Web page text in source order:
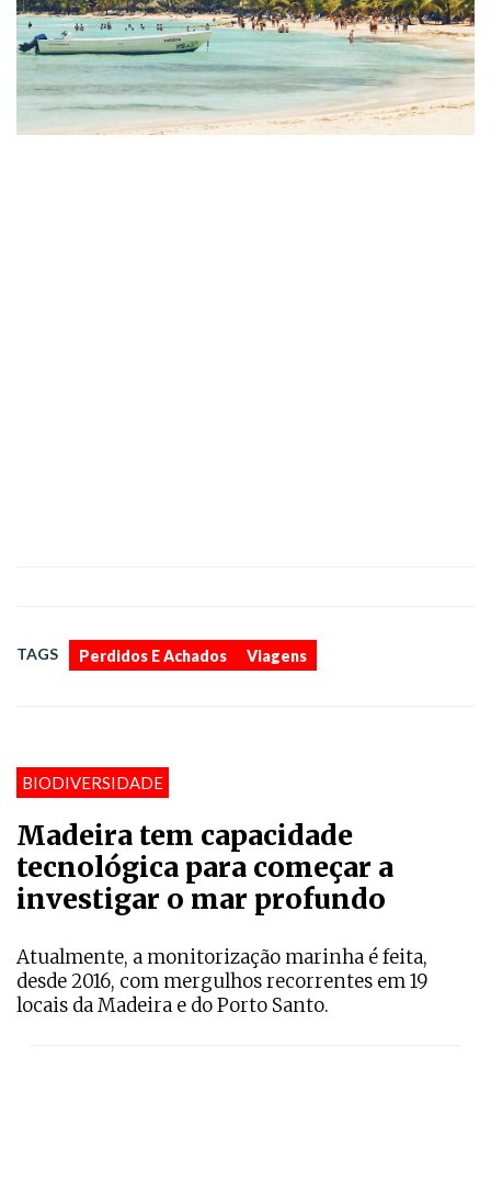
TAGS Perdidos E Achados Viagens
BIODIVERSIDADE
Madeira tem capacidade
tecnológica para começar a
investigar o mar profundo
Atualmente, a monitorização marinha é feita,
desde 2016, com mergulhos recorrentes em 19
locais da Madeira e do Porto Santo.